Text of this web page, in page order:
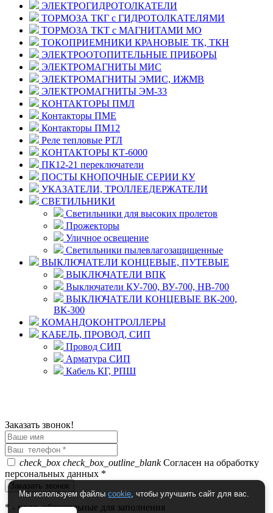
ЭЛЕКТРОГИДРОТОЛКАТЕЛИ
ТОРМОЗА ТКГ с ГИДРОТОЛКАТЕЛЯМИ
ТОРМОЗА ТКТ с МАГНИТАМИ МО
ТОКОПРИЕМНИКИ КРАНОВЫЕ ТК, ТКН
ЭЛЕКТРООТОПИТЕЛЬНЫЕ ПРИБОРЫ
ЭЛЕКТРОМАГНИТЫ МИС
ЭЛЕКТРОМАГНИТЫ ЭМИС, ИЖМВ
ЭЛЕКТРОМАГНИТЫ ЭМ-33
КОНТАКТОРЫ ПМЛ
Контакторы ПМЕ
Контакторы ПМ12
Реле тепловые РТЛ
КОНТАКТОРЫ КТ-6000
ПК12-21 переключатели
ПОСТЫ КНОПОЧНЫЕ СЕРИИ КУ
УКАЗАТЕЛИ, ТРОЛЛЕЕДЕРЖАТЕЛИ
СВЕТИЛЬНИКИ
Светильники для высоких пролетов
Прожекторы
Уличное освещение
Светильники пылевлагозащищенные
ВЫКЛЮЧАТЕЛИ КОНЦЕВЫЕ, ПУТЕВЫЕ
ВЫКЛЮЧАТЕЛИ ВПК
Выключатели КУ-700, ВУ-700, НВ-700
ВЫКЛЮЧАТЕЛИ КОНЦЕВЫЕ ВК-200,
ВК-300
КОМАНДОКОНТРОЛЛЕРЫ
КАБЕЛЬ, ПРОВОД, СИП
Провод СИП
Арматура СИП
Кабель КГ, РПШ
Мы используем файлыcookie, чтобы улучшить сайт для вас.
Заказать звонок!
check_box check_box_outline_blankСогласен на обработку
персональных данных *
* - поля, обязательные для заполнения